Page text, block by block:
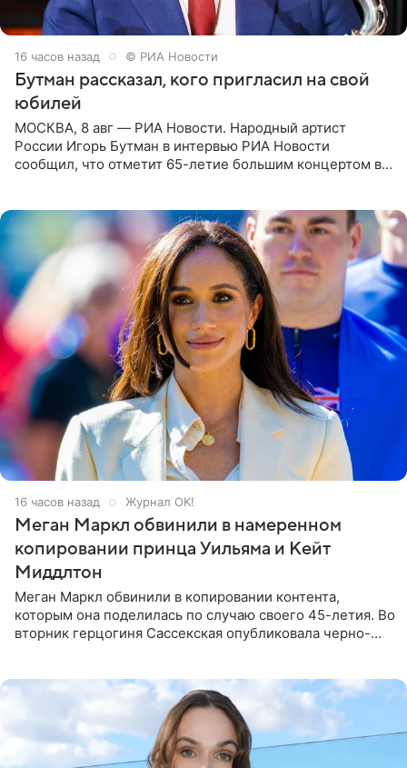
16 часов назад © РИА Новости
Бутман рассказал, кого пригласил на свой
юбилей
МОСКВА, 8 авг — РИА Новости. Народный артист
России Игорь Бутман в интервью РИА Новости
сообщил, что отметит 65-летие большим концертом в
16 часов назад Журнал OK!
Меган Маркл обвинили в намеренном
копировании принца Уильяма и Кейт
Миддлтон
Меган Маркл обвинили в копировании контента,
которым она поделилась по случаю своего 45-летия. Во
вторник герцогиня Сассекская опубликовала черно-